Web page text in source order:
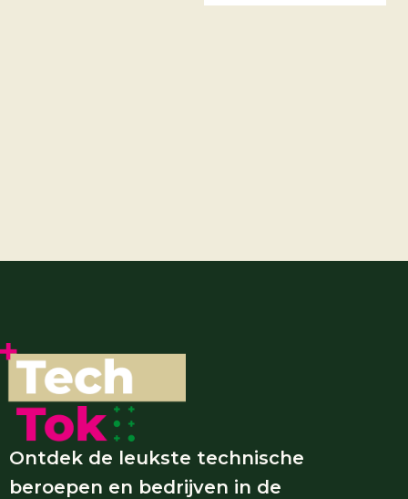
Ontdek de leukste technische
beroepen en bedrijven in de